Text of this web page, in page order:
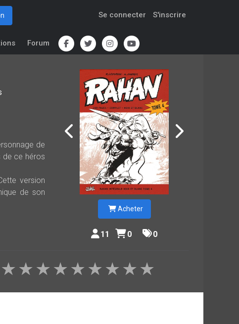
Se connecter S'inscrire
Forum
de
de ce héros
version
de son
Acheter
11 0 0
★
★
★
★
★
★
★
★
★